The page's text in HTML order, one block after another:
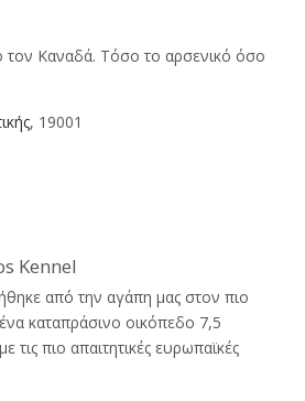
τον Καναδά. Τόσο το αρσενικό όσο
, 19001
Kennel
από την αγάπη μας στον πιο
καταπράσινο οικόπεδο 7,5
τις πιο απαιτητικές ευρωπαϊκές